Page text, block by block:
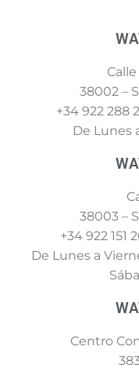
38002 –
+34 922 288
De Lunes
38003 –
+34 922 151
De Lunes a
Centro